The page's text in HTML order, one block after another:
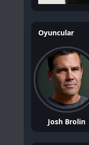
Oyuncular
Josh Brolin